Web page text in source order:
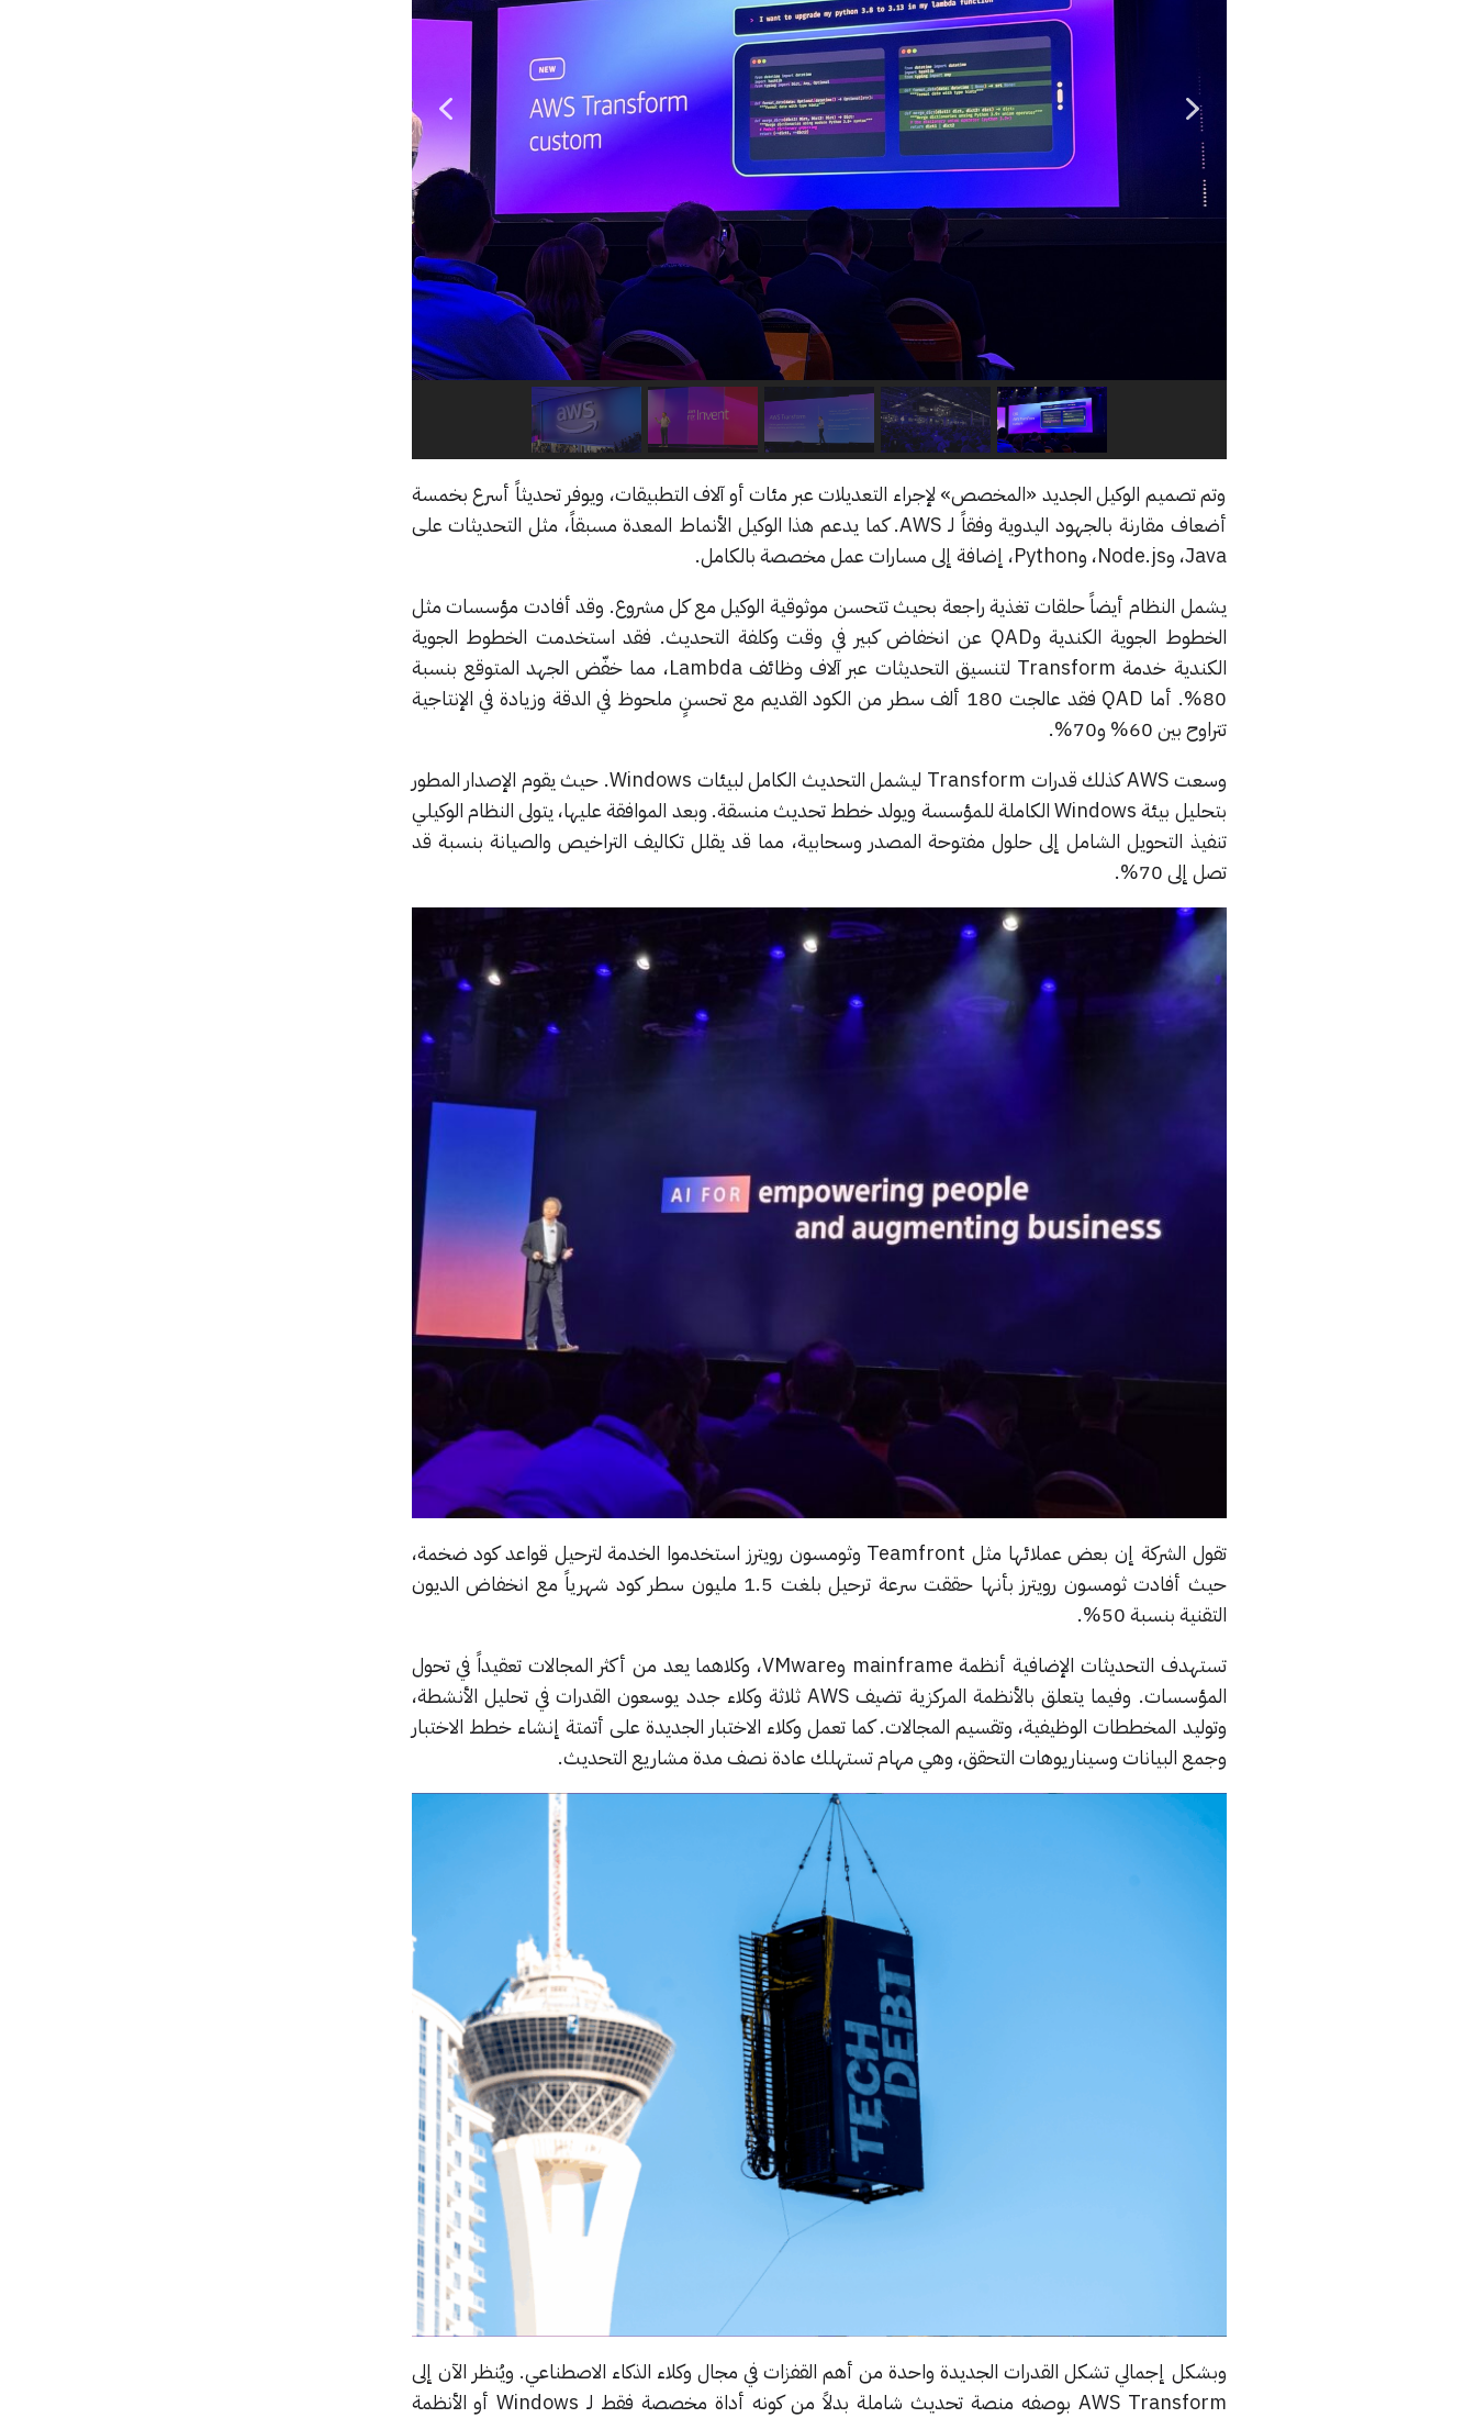
وتم تصميم الوكيل الجديد «المخصص» لإجراء التعديلات عبر مئات أو آلاف التطبيقات، ويوفر تحديثاً أسرع بخمسة
أضعاف مقارنة بالجهود اليدوية وفقاً لـ AWS. كما يدعم هذا الوكيل الأنماط المعدة مسبقاً، مثل التحديثات على
Java، وNode.js، وPython، إضافة إلى مسارات عمل مخصصة بالكامل.
يشمل النظام أيضاً حلقات تغذية راجعة بحيث تتحسن موثوقية الوكيل مع كل مشروع. وقد أفادت مؤسسات مثل
الخطوط الجوية الكندية وQAD عن انخفاض كبير في وقت وكلفة التحديث. فقد استخدمت الخطوط الجوية
الكندية خدمة Transform لتنسيق التحديثات عبر آلاف وظائف Lambda، مما خفّض الجهد المتوقع بنسبة
80%. أما QAD فقد عالجت 180 ألف سطر من الكود القديم مع تحسنٍ ملحوظ في الدقة وزيادة في الإنتاجية
تتراوح بين 60% و70%.
وسعت AWS كذلك قدرات Transform ليشمل التحديث الكامل لبيئات Windows. حيث يقوم الإصدار المطور
بتحليل بيئة Windows الكاملة للمؤسسة ويولد خطط تحديث منسقة. وبعد الموافقة عليها، يتولى النظام الوكيلي
تنفيذ التحويل الشامل إلى حلول مفتوحة المصدر وسحابية، مما قد يقلل تكاليف التراخيص والصيانة بنسبة قد
تصل إلى 70%.
تقول الشركة إن بعض عملائها مثل Teamfront وثومسون رويترز استخدموا الخدمة لترحيل قواعد كود ضخمة،
حيث أفادت ثومسون رويترز بأنها حققت سرعة ترحيل بلغت 1.5 مليون سطر كود شهرياً مع انخفاض الديون
التقنية بنسبة 50%.
تستهدف التحديثات الإضافية أنظمة mainframe وVMware، وكلاهما يعد من أكثر المجالات تعقيداً في تحول
المؤسسات. وفيما يتعلق بالأنظمة المركزية تضيف AWS ثلاثة وكلاء جدد يوسعون القدرات في تحليل الأنشطة،
وتوليد المخططات الوظيفية، وتقسيم المجالات. كما تعمل وكلاء الاختبار الجديدة على أتمتة إنشاء خطط الاختبار
وجمع البيانات وسيناريوهات التحقق، وهي مهام تستهلك عادة نصف مدة مشاريع التحديث.
وبشكل إجمالي تشكل القدرات الجديدة واحدة من أهم القفزات في مجال وكلاء الذكاء الاصطناعي. ويُنظر الآن إلى
AWS Transform بوصفه منصة تحديث شاملة بدلاً من كونه أداة مخصصة فقط لـ Windows أو الأنظمة